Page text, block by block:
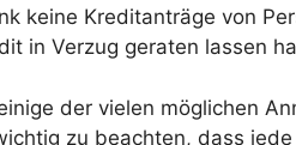
keine Kreditanträge von
in Verzug geraten lassen
der vielen möglichen
zu beachten, dass